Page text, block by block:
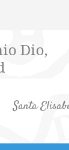
Dio,
Santa